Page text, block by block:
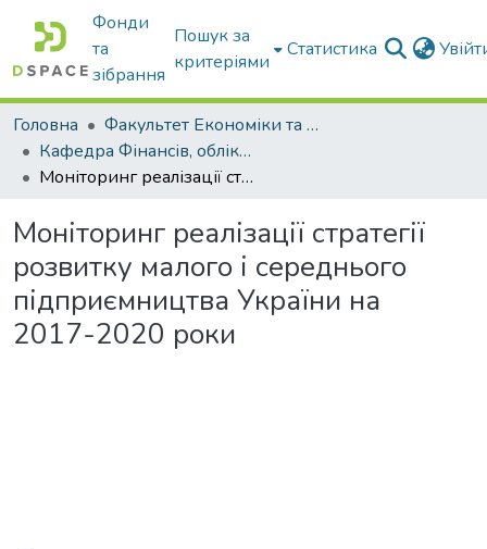
Фонди
та
зібрання
Пошук за
критеріями
Статистика
Головна
Факультет Економіки та бізнесу
Кафедра Фінансів, обліку і оподаткування
Моніторинг реалізації стратегії розвитку малого і середнього підприємництва України на 2017-2020 роки
Моніторинг реалізації стратегії
розвитку малого і середнього
підприємництва України на
2017-2020 роки